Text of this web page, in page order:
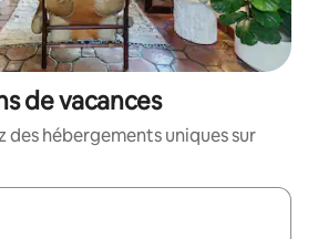
de vacances
des hébergements uniques sur
s'affichent, utilisez les flèches vers le